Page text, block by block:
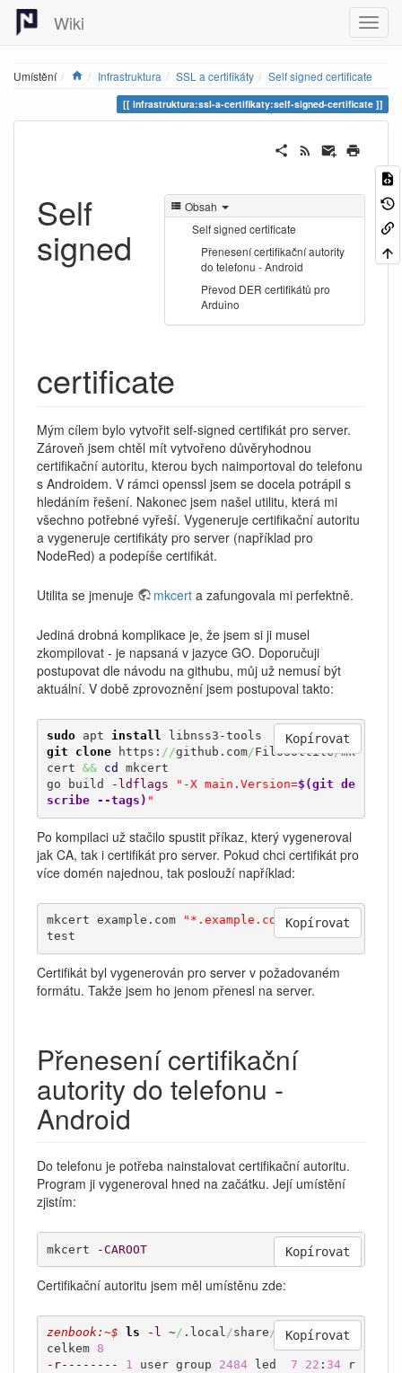
Wiki
Umístění Home
Infrastruktura SSL a certifikáty Self signed certificate
infrastruktura:ssl-a-certifikaty:self-signed-certificate
Obsah
Self signed certificate
Přenesení certifikační autority
do telefonu - Android
Převod DER certifikátů pro
Arduino
Self
signed
certificate
Mým cílem bylo vytvořit self-signed certifikát pro server.
Zároveň jsem chtěl mít vytvořeno důvěryhodnou
certifikační autoritu, kterou bych naimportoval do telefonu
s Androidem. V rámci openssl jsem se docela potrápil s
hledáním řešení. Nakonec jsem našel utilitu, která mi
všechno potřebné vyřeší. Vygeneruje certifikační autoritu
a vygeneruje certifikáty pro server (například pro
NodeRed) a podepíše certifikát.
Utilita se jmenuje mkcert a zafungovala mi perfektně.
Jediná drobná komplikace je, že jsem si ji musel
zkompilovat - je napsaná v jazyce GO. Doporučuji
postupovat dle návodu na githubu, můj už nemusí být
aktuální. V době zprovoznění jsem postupoval takto:
sudo apt install
git clone https: //github.com/FiloSottile/mk
cert && cd mkcert
go build
-ldflags "-X main.Version=$(git de
scribe --tags) "
Kopírovat
Po kompilaci už stačilo spustit příkaz, který vygeneroval
jak CA, tak i certifikát pro server. Pokud chci certifikát pro
více domén najednou, tak poslouží například:
mkcert example.com "*.example.com" example.
test
Kopírovat
Certifikát byl vygenerován pro server v požadovaném
formátu. Takže jsem ho jenom přenesl na server.
Přenesení certifikační
autority do telefonu -
Android
Do telefonu je potřeba nainstalovat certifikační autoritu.
Program ji vygeneroval hned na začátku. Její umístění
zjistím:
mkcert -CAROOT Kopírovat
Certifikační autoritu jsem měl umístěnu zde:
zenbook:~$ ls -l ~/ .local/share/ mkcert/
celkem 8
-r--------
1 user group 2484 led 7 22 : 34 r
Kopírovat